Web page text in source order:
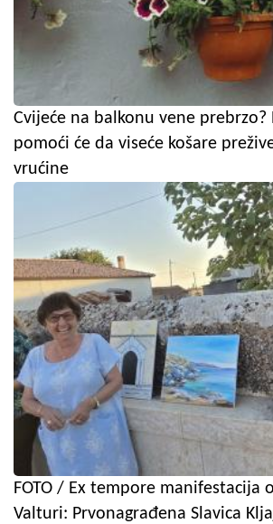
Cvijeće na balkonu vene prebrzo?
pomoći će da viseće košare
vrućine
FOTO / Ex tempore manifestacija
Valturi: Prvonagrađena Slavica